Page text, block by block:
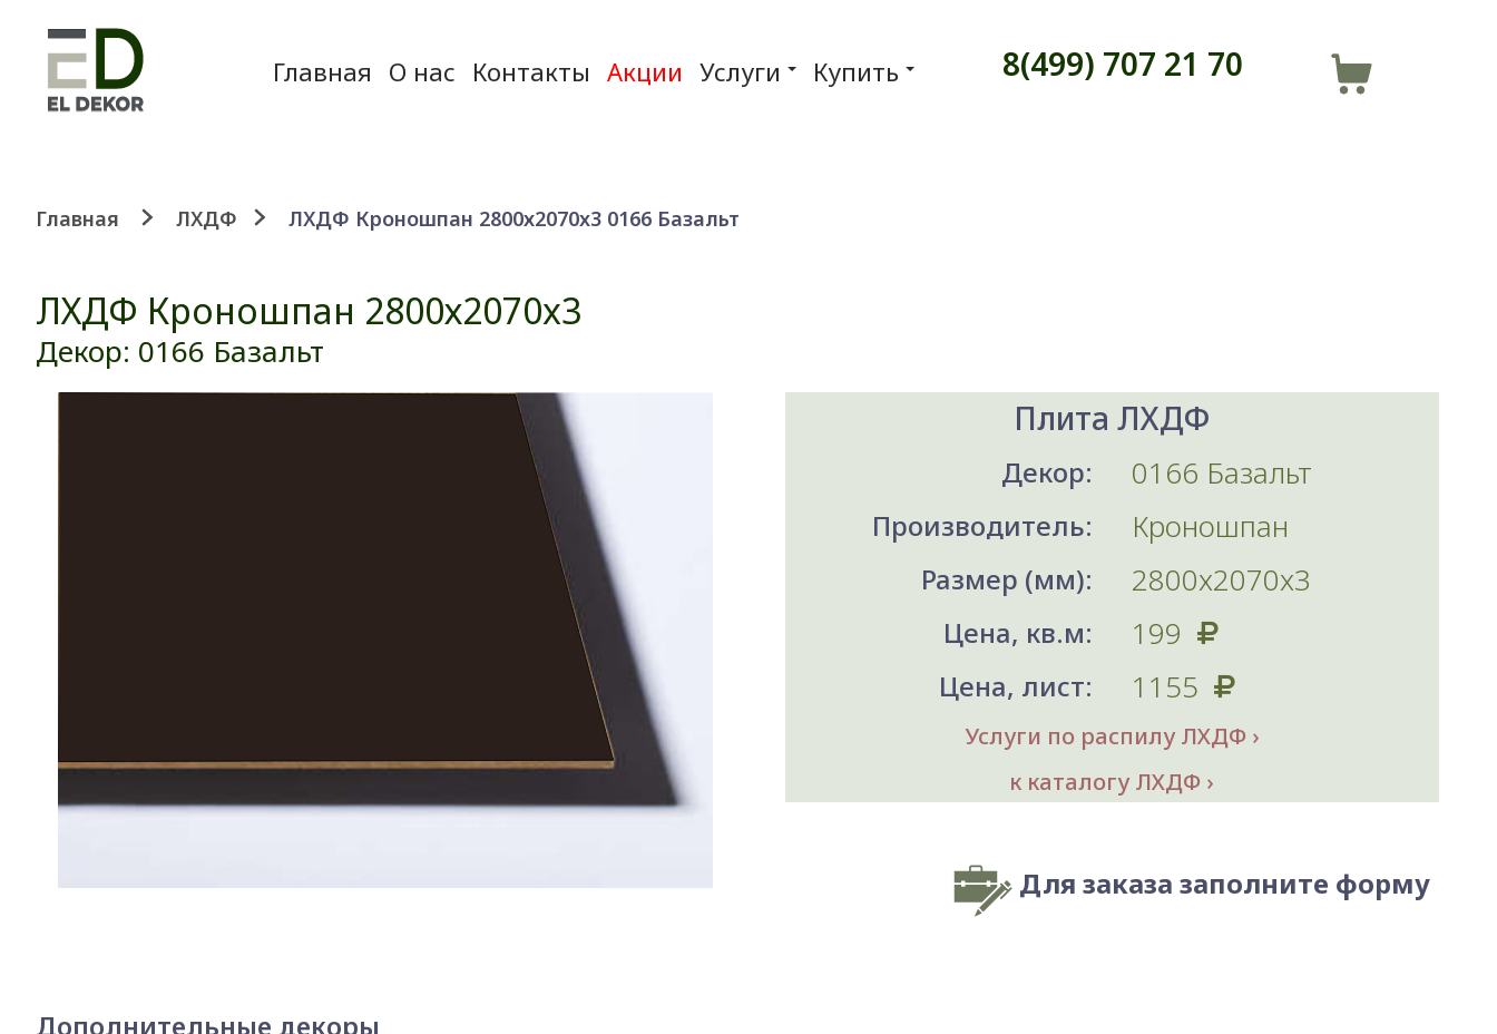
Главная О нас Контакты Акции Услуги Купить 8(499) 707 21 70
Главная ЛХДФ ЛХДФ Кроношпан 2800х2070x3 0166 Базальт
ЛХДФ Кроношпан 2800х2070x3
Декор: 0166 Базальт
Плита ЛХДФ
Декор: 0166 Базальт
Производитель: Кроношпан
Размер (мм): 2800х2070x3
Цена, кв.м: 199
Цена, лист: 1155
Услуги по распилу ЛХДФ
к каталогу ЛХДФ
Для заказа заполните форму
Дополнительные декоры